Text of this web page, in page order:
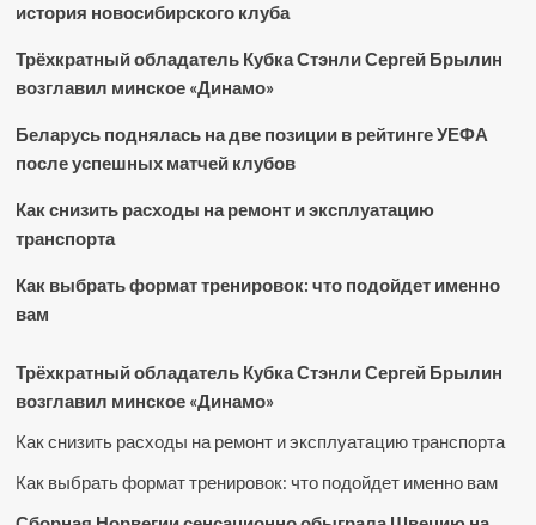
история новосибирского клуба
Трёхкратный обладатель Кубка Стэнли Сергей Брылин
возглавил минское «Динамо»
Беларусь поднялась на две позиции в рейтинге УЕФА
после успешных матчей клубов
Как снизить расходы на ремонт и эксплуатацию
транспорта
Как выбрать формат тренировок: что подойдет именно
вам
Трёхкратный обладатель Кубка Стэнли Сергей Брылин
возглавил минское «Динамо»
Как снизить расходы на ремонт и эксплуатацию транспорта
Как выбрать формат тренировок: что подойдет именно вам